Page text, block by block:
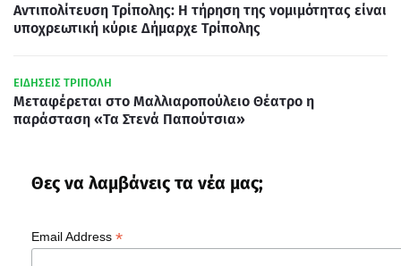
Αντιπολίτευση Τρίπολης: Η τήρηση της νομιμότητας είναι
υποχρεωτική κύριε Δήμαρχε Τρίπολης
ΕΙΔΗΣΕΙΣ ΤΡΙΠΟΛΗ
Μεταφέρεται στο Μαλλιαροπούλειο Θέατρο η
παράσταση «Τα Στενά Παπούτσια»
Θες να λαμβάνεις τα νέα μας;
Email Address *